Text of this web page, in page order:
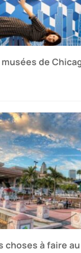
de
choses à faire